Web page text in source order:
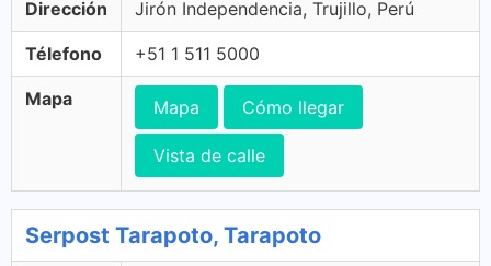
Dirección Jirón Independencia, Trujillo, Perú
Télefono +51 1 511 5000
Mapa Mapa Cómo llegar
Vista de calle
Serpost Tarapoto, Tarapoto